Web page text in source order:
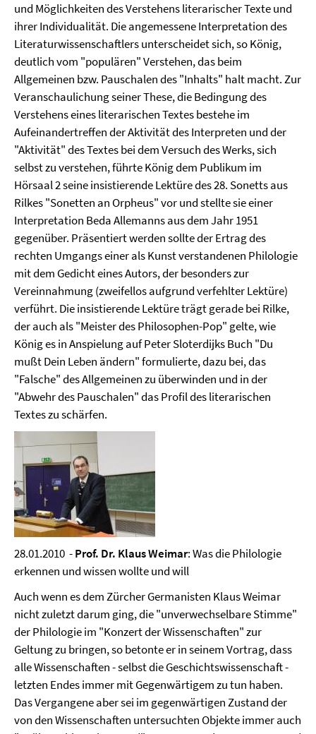
und Möglichkeiten des Verstehens literarischer Texte und
ihrer Individualität. Die angemessene Interpretation des
Literaturwissenschaftlers unterscheidet sich, so König,
deutlich vom "populären" Verstehen, das beim
Allgemeinen bzw. Pauschalen des "Inhalts" halt macht. Zur
Veranschaulichung seiner These, die Bedingung des
Verstehens eines literarischen Textes bestehe im
Aufeinandertreffen der Aktivität des Interpreten und der
"Aktivität" des Textes bei dem Versuch des Werks, sich
selbst zu verstehen, führte König dem Publikum im
Hörsaal 2 seine insistierende Lektüre des 28. Sonetts aus
Rilkes "Sonetten an Orpheus" vor und stellte sie einer
Interpretation Beda Allemanns aus dem Jahr 1951
gegenüber. Präsentiert werden sollte der Ertrag des
rechten Umgangs einer als Kunst verstandenen Philologie
mit dem Gedicht eines Autors, der besonders zur
Vereinnahmung (zweifellos aufgrund verfehlter Lektüre)
verführt. Die insistierende Lektüre trägt gerade bei Rilke,
der auch als "Meister des Philosophen-Pop" gelte, wie
König es in Anspielung auf Peter Sloterdijks Buch "Du
mußt Dein Leben ändern" formulierte, dazu bei, das
"Falsche" des Allgemeinen zu überwinden und in der
"Abwehr des Pauschalen" das Profil des literarischen
Textes zu schärfen.
28.01.2010 -Prof. Dr. Klaus Weimar: Was die Philologie
erkennen und wissen wollte und will
Auch wenn es dem Zürcher Germanisten Klaus Weimar
nicht zuletzt darum ging, die "unverwechselbare Stimme"
der Philologie im "Konzert der Wissenschaften" zur
Geltung zu bringen, so betonte er in seinem Vortrag, dass
alle Wissenschaften - selbst die Geschichtswissenschaft -
letzten Endes immer mit Gegenwärtigem zu tun haben.
Das Vergangene aber sei im gegenwärtigen Zustand der
von den Wissenschaften untersuchten Objekte immer auch